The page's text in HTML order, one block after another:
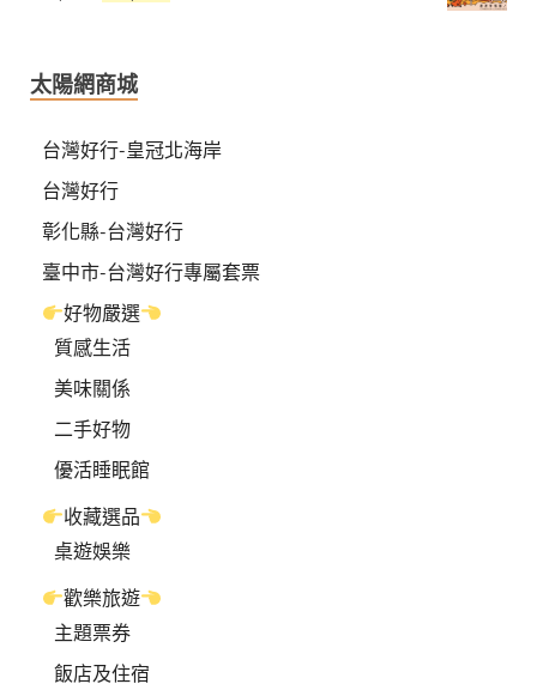
太陽網商城
台灣好行-皇冠北海岸
台灣好行
彰化縣-台灣好行
臺中市-台灣好行專屬套票
好物嚴選
質感生活
美味關係
二手好物
優活睡眠館
收藏選品
桌遊娛樂
歡樂旅遊
主題票券
飯店及住宿